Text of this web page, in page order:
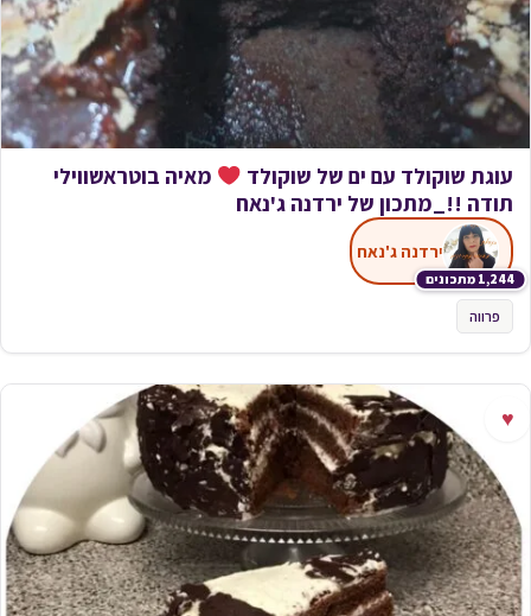
עוגת שוקולד עם ים של שוקולד
מאיה בוטראשווילי
תודה !!_מתכון של ירדנה ג'נאח
1,244 מתכונים
ירדנה ג'נאח
פרווה
♥